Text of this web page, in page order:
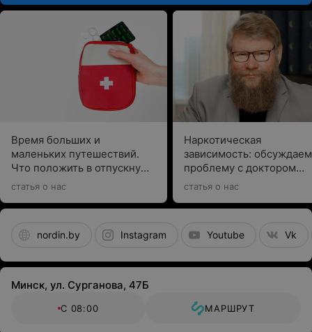
Время больших и
маленьких путешествий.
Что положить в отпускную
аптечку, рассказывает врач
статья о нас
Наркотическая
зависимость: обсуждаем
проблему с доктором
Сайковым
статья о нас
nordin.by Instagram Youtube Vk
Минск, ул. Сурганова, 47Б
С 08:00 МАРШРУТ